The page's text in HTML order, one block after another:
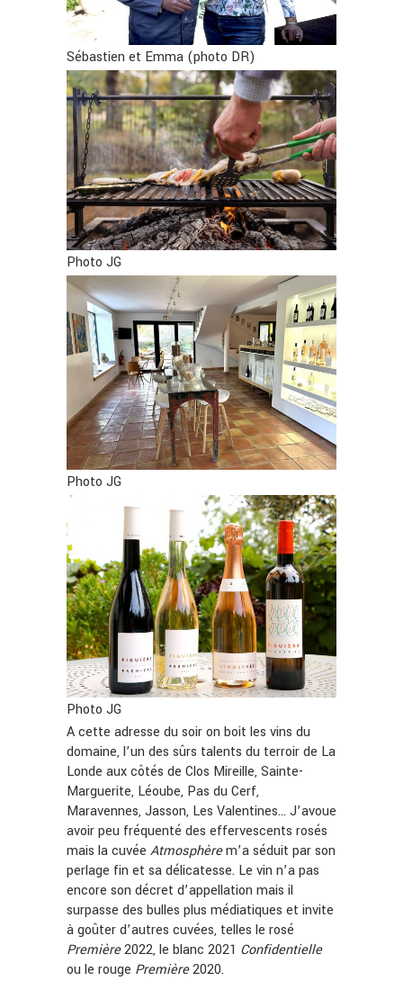
Sébastien et Emma (photo DR)
Photo JG
Photo JG
Photo JG
A cette adresse du soir on boit les vins du
domaine, l’un des sûrs talents du terroir de La
Londe aux côtés de Clos Mireille, Sainte-
Marguerite, Léoube, Pas du Cerf,
Maravennes, Jasson, Les Valentines… J’avoue
avoir peu fréquenté des effervescents rosés
mais la cuvée Atmosphèrem’a séduit par son
perlage fin et sa délicatesse. Le vin n’a pas
encore son décret d’appellation mais il
surpasse des bulles plus médiatiques et invite
à goûter d’autres cuvées, telles le rosé
Première2022, le blanc 2021 Confidentielle
ou le rouge Première2020.